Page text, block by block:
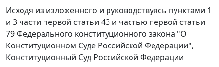
Исходя из изложенного и руководствуясь пунктами 1
и 3 части первой статьи 43 и частью первой статьи
79Федерального конституционного закона "О
Конституционном Суде Российской Федерации",
Конституционный Суд Российской Федерации